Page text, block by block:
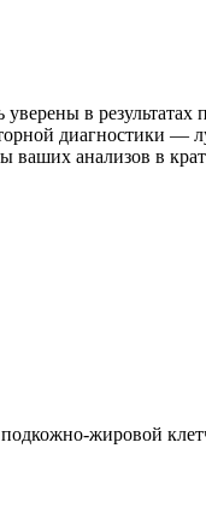
в результатах
диагностики —
ваших анализов в
жировой